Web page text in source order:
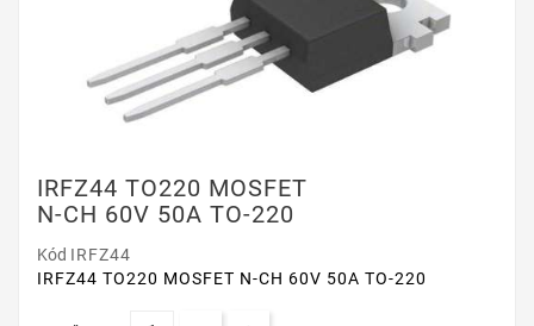
IRFZ44 TO220 MOSFET
N-CH 60V 50A TO-220
Kód IRFZ44
IRFZ44 TO220 MOSFET N-CH 60V 50A TO-220